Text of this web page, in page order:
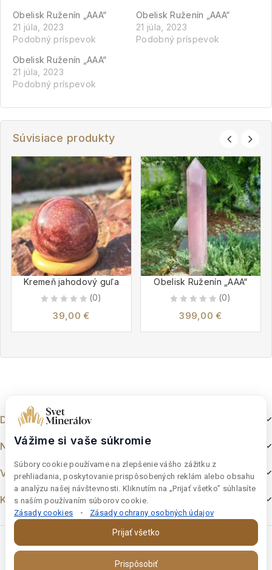
Obelisk Ruženín „AAA“
21 júla, 2023
Podobný príspevok
Obelisk Ruženín „AAA“
21 júla, 2023
Podobný príspevok
Obelisk Ruženín „AAA“
21 júla, 2023
Podobný príspevok
Súvisiace produkty
Kremeň jahodový guľa
(0)
39,00 €
Obelisk Ruženín „AAA“
(0)
399,00 €
Dokumenty
Nakupovanie
Výber z e-shopu
Kontakt
Vážime si vaše súkromie
Súbory cookie používame na zlepšenie vášho zážitku z
prehliadania, poskytovanie prispôsobených reklám alebo obsahu
a analýzu našej návštevnosti. Kliknutím na „Prijať všetko” súhlasíte
s naším používaním súborov cookie.
Zásady cookies
• Zásady ochrany osobných údajov
Prispôsobiť
Prijať všetko